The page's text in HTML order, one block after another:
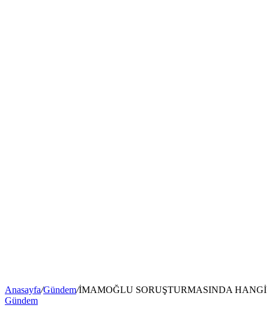
Anasayfa/Gündem/İMAMOĞLU SORUŞTURMASINDA
Gündem